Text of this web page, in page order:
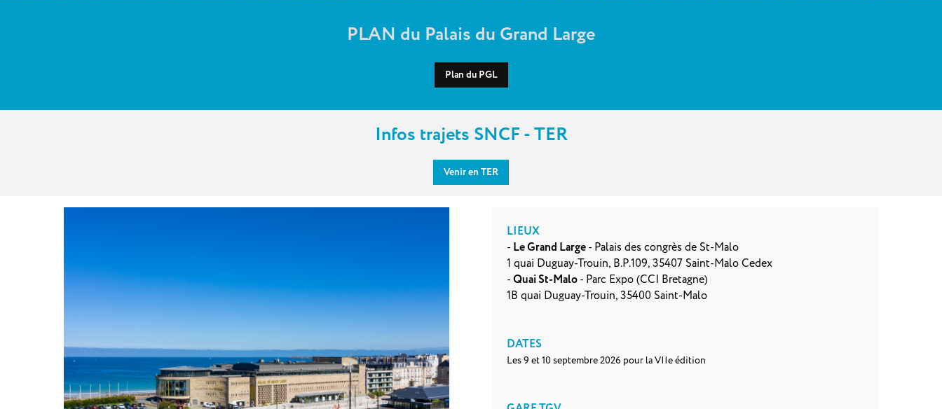
PLAN du Palais du Grand Large
Plan du PGL
Infos trajets SNCF - TER
Venir en TER
LIEUX
- Le Grand Large- Palais des congrès de St-Malo
1 quai Duguay-Trouin, B.P.109, 35407 Saint-Malo Cedex
-Quai St-Malo- Parc Expo (CCI Bretagne)
1B quai Duguay-Trouin, 35400 Saint-Malo
DATES
Les 9 et 10 septembre 2026 pour la VIIe édition